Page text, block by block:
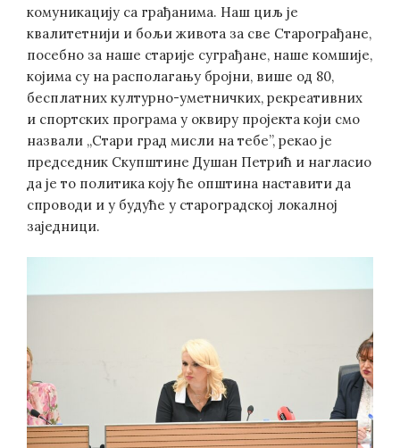
комуникацију са грађанима. Наш циљ је
квалитетнији и бољи живота за све Старограђане,
посебно за наше старије суграђане, наше комшије,
којима су на располагању бројни, више од 80,
бесплатних културно-уметничких, рекреативних
и спортских програма у оквиру пројекта који смо
назвали „Стари град мисли на тебе”, рекао је
председник Скупштине Душан Петрић и нагласио
да је то политика коју ће општина наставити да
спроводи и у будуће у староградској локалној
заједници.